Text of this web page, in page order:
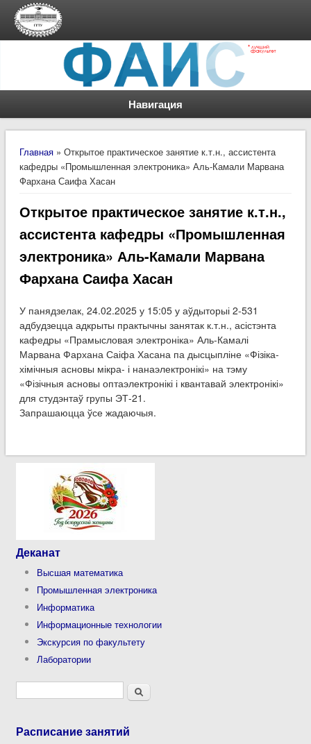
Навигация
Вы здесь
Главная» Открытое практическое занятие к.т.н., ассистента
кафедры «Промышленная электроника» Аль-Камали Марвана
Фархана Саифа Хасан
Открытое практическое занятие к.т.н.,
ассистента кафедры «Промышленная
электроника» Аль-Камали Марвана
Фархана Саифа Хасан
У панядзелак, 24.02.2025 у 15:05 у аўдыторыі 2-531
адбудзецца адкрыты практычны занятак к.т.н., асістэнта
кафедры «Прамысловая электроніка» Аль-Камалі
Марвана Фархана Саіфа Хасана па дысцыпліне «Фізіка-
хімічныя асновы мікра- і нанаэлектронікі» на тэму
«Фізічныя асновы оптаэлектронікі і квантавай электронікі»
для студэнтаў групы ЭТ-21.
Запрашаюцца ўсе жадаючыя.
Деканат
Высшая математика
Промышленная электроника
Информатика
Информационные технологии
Экскурсия по факультету
Лаборатории
Форма поискаПоиск
Расписание занятий